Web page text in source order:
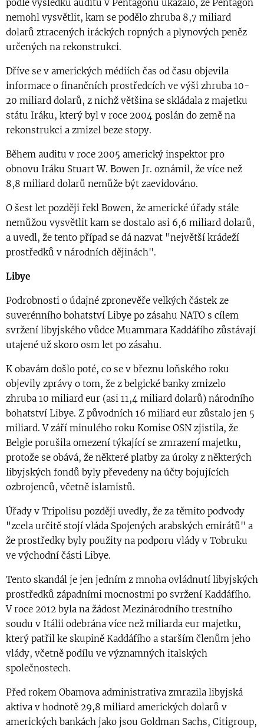
podle výsledků auditu v Pentagonu ukázalo, že Pentagon
nemohl vysvětlit, kam se podělo zhruba 8,7 miliard
dolarů ztracených iráckých ropných a plynových peněz
určených na rekonstrukci.
Dříve se v amerických médiích čas od času objevila
informace o finančních prostředcích ve výši zhruba 10-
20 miliard dolarů, z nichž většina se skládala z majetku
státu Iráku, který byl v roce 2004 poslán do země na
rekonstrukci a zmizel beze stopy.
Během auditu v roce 2005 americký inspektor pro
obnovu Iráku Stuart W. Bowen Jr. oznámil, že více než
8,8 miliard dolarů nemůže být zaevidováno.
O šest let později řekl Bowen, že americké úřady stále
nemůžou vysvětlit kam se dostalo asi 6,6 miliard dolarů,
a uvedl, že tento případ se dá nazvat "největší krádeží
prostředků v národních dějinách".
Libye
Podrobnosti o údajné zpronevěře velkých částek ze
suverénního bohatství Libye po zásahu NATO s cílem
svržení libyjského vůdce Muammara Kaddáfího zůstávají
utajené už skoro osm let po zásahu.
K obavám došlo poté, co se v březnu loňského roku
objevily zprávy o tom, že z belgické banky zmizelo
zhruba 10 miliard eur (asi 11,4 miliard dolarů) národního
bohatství Libye. Z původních 16 miliard eur zůstalo jen 5
miliard. V září minulého roku Komise OSN zjistila, že
Belgie porušila omezení týkající se zmrazení majetku,
protože se obává, že některé platby za úroky z některých
libyjských fondů byly převedeny na účty bojujících
ozbrojenců, včetně islamistů.
Úřady v Tripolisu později uvedly, že za těmito podvody
"zcela určitě stojí vláda Spojených arabských emirátů" a
že prostředky byly použity na podporu vlády v Tobruku
ve východní části Libye.
Tento skandál je jen jedním z mnoha ovládnutí libyjských
prostředků západními mocnostmi po svržení Kaddáfího.
V roce 2012 byla na žádost Mezinárodního trestního
soudu v Itálii odebrána více než miliarda eur majetku,
který patřil ke skupině Kaddáfího a starším členům jeho
vlády, včetně podílu ve významných italských
společnostech.
Před rokem Obamova administrativa zmrazila libyjská
aktiva v hodnotě 29,8 miliard amerických dolarů v
amerických bankách jako jsou Goldman Sachs, Citigroup,